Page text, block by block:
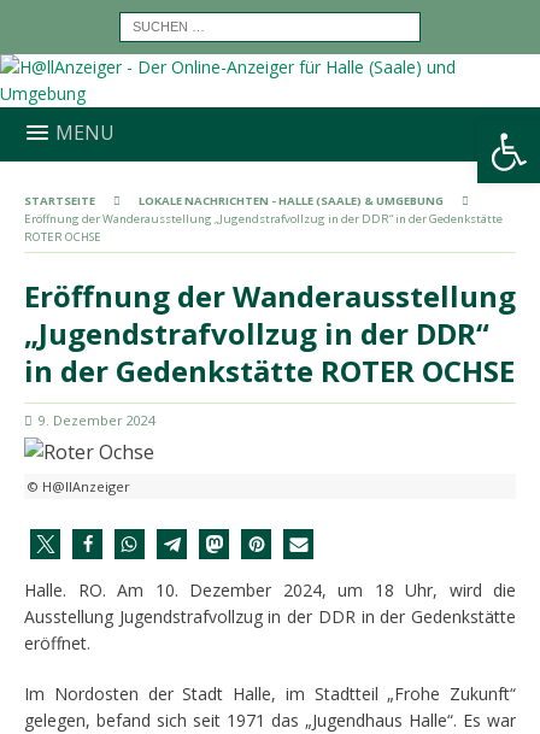
Werkzeugleiste öffnen
MENU
STARTSEITE
LOKALE NACHRICHTEN - HALLE (SAALE) & UMGEBUNG
Eröffnung der Wanderausstellung „Jugendstrafvollzug in der DDR“ in der Gedenkstätte
ROTER OCHSE
Eröffnung der Wanderausstellung
„Jugendstrafvollzug in der DDR“
in der Gedenkstätte ROTER OCHSE
9. Dezember 2024
© H@llAnzeiger
Halle. RO. Am 10. Dezember 2024, um 18 Uhr, wird die
Ausstellung Jugendstrafvollzug in der DDR in der Gedenkstätte
eröffnet.
Im Nordosten der Stadt Halle, im Stadtteil „Frohe Zukunft“
gelegen, befand sich seit 1971 das „Jugendhaus Halle“. Es war